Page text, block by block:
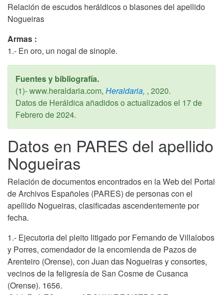
Relación de escudos heráldicos o blasones del apellido
Nogueiras
Armas :
1.- En oro, un nogal de sinople.
Fuentes y bibliografía.
(1)- www.heraldaria.com, Heraldaria, , 2020.
Datos de Heráldica añadidos o actualizados el 17 de
Febrero de 2024.
Datos en PARES del apellido
Nogueiras
Relación de documentos encontrados en la Web del Portal
de Archivos Españoles (PARES) de personas con el
apellido Nogueiras, clasificadas ascendentemente por
fecha.
1.- Ejecutoria del pleito litigado por Fernando de Villalobos
y Porres, comendador de la encomienda de Pazos de
Arenteiro (Orense), con Juan das Nogueiras y consortes,
vecinos de la feligresía de San Cosme de Cusanca
(Orense). 1656.